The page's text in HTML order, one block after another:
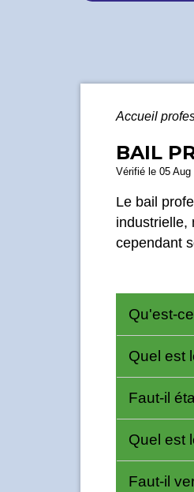
Accueil
BAIL
Vérifié le 05
Le bail
industrielle,
cependant
Qu'est-
Quel est
Faut-il
Quel est
Faut-il